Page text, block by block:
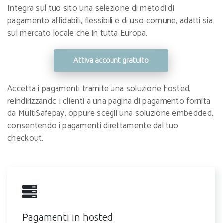
Integra sul tuo sito una selezione di metodi di
pagamento affidabili, flessibili e di uso comune, adatti sia
sul mercato locale che in tutta Europa.
Attiva account gratuito
Accetta i pagamenti tramite una soluzione hosted,
reindirizzando i clienti a una pagina di pagamento fornita
da MultiSafepay, oppure scegli una soluzione embedded,
consentendo i pagamenti direttamente dal tuo
checkout.
Pagamenti in hosted